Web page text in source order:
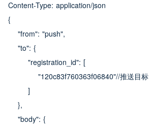
Content-Type: application/json
{
"from": "push",
"to": {
"registration_id": [
"120c83f760363f06840"//推送目标
]
},
"body": {